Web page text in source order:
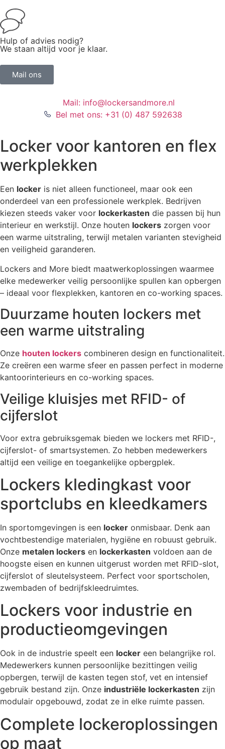
Hulp of advies nodig?
We staan altijd voor je klaar.
Mail ons
Mail: info@lockersandmore.nl
Bel met ons: +31 (0) 487 592638
Locker voor kantoren en flex
werkplekken
Een locker is niet alleen functioneel, maar ook een
onderdeel van een professionele werkplek. Bedrijven
kiezen steeds vaker voor lockerkasten die passen bij hun
interieur en werkstijl. Onze houten lockers zorgen voor
een warme uitstraling, terwijl metalen varianten stevigheid
en veiligheid garanderen.
Lockers and More biedt maatwerkoplossingen waarmee
elke medewerker veilig persoonlijke spullen kan opbergen
– ideaal voor flexplekken, kantoren en co-working spaces.
Duurzame houten lockers met
een warme uitstraling
Onze houten lockers combineren design en functionaliteit.
Ze creëren een warme sfeer en passen perfect in moderne
kantoorinterieurs en co-working spaces.
Veilige kluisjes met RFID- of
cijferslot
Voor extra gebruiksgemak bieden we lockers met RFID-,
cijferslot- of smartsystemen. Zo hebben medewerkers
altijd een veilige en toegankelijke opbergplek.
Lockers kledingkast voor
sportclubs en kleedkamers
In sportomgevingen is een locker onmisbaar. Denk aan
vochtbestendige materialen, hygiëne en robuust gebruik.
Onze metalen lockers en lockerkasten voldoen aan de
hoogste eisen en kunnen uitgerust worden met RFID-slot,
cijferslot of sleutelsysteem. Perfect voor sportscholen,
zwembaden of bedrijfskleedruimtes.
Lockers voor industrie en
productieomgevingen
Ook in de industrie speelt een locker een belangrijke rol.
Medewerkers kunnen persoonlijke bezittingen veilig
opbergen, terwijl de kasten tegen stof, vet en intensief
gebruik bestand zijn. Onze industriële lockerkasten zijn
modulair opgebouwd, zodat ze in elke ruimte passen.
Complete lockeroplossingen
op maat